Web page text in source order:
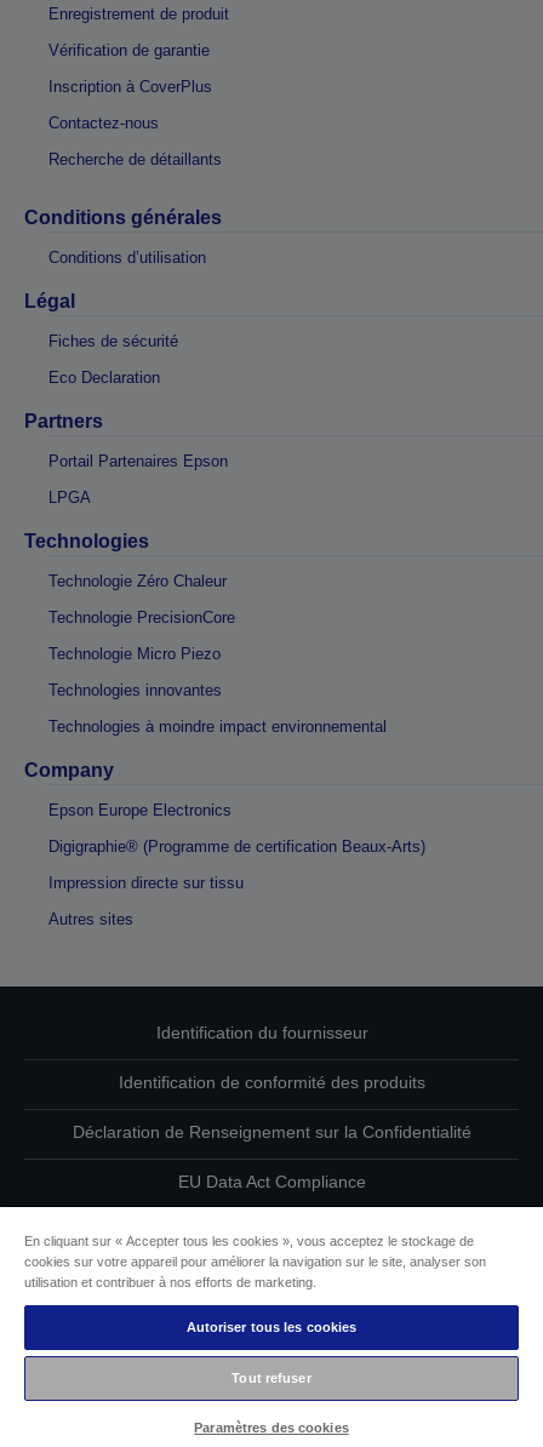
Enregistrement de produit
Vérification de garantie
Inscription à CoverPlus
Contactez-nous
Recherche de détaillants
Conditions générales
Conditions d’utilisation
Légal
Fiches de sécurité
Eco Declaration
Partners
Portail Partenaires Epson
LPGA
Technologies
Technologie Zéro Chaleur
Technologie PrecisionCore
Technologie Micro Piezo
Technologies innovantes
Technologies à moindre impact environnemental
Company
Epson Europe Electronics
Digigraphie® (Programme de certification Beaux-Arts)
Impression directe sur tissu
Autres sites
Identification du fournisseur
Identification de conformité des produits
Déclaration de Renseignement sur la Confidentialité
EU Data Act Compliance
Informations sur les cookies
L’engagement d’Epson pour l’accessibilité
Copyright © 2026 Seiko Epson
En cliquant sur « Accepter tous les cookies », vous acceptez le stockage de
cookies sur votre appareil pour améliorer la navigation sur le site, analyser son
utilisation et contribuer à nos efforts de marketing.
Autoriser tous les cookies
Tout refuser
Paramètres des cookies